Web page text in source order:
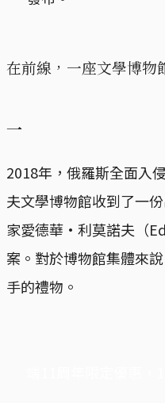
在前線，一座文學博物
一
2018年，俄羅斯全面入
夫文學博物館收到了一
家愛德華·利莫諾夫（
案。對於博物館集體來
手的禮物。